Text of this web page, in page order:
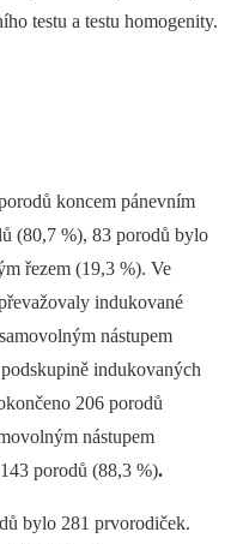
testu a testu homogenity.
koncem pánevním
(80,7 %), 83 porodů bylo
řezem (19,3 %). Ve
indukované
nástupem
indukovaných
206 porodů
nástupem
porodů (88,3 %).
bylo 281 prvorodiček.